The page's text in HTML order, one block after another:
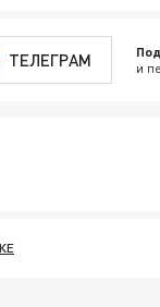
ТЕЛЕГРАМ и